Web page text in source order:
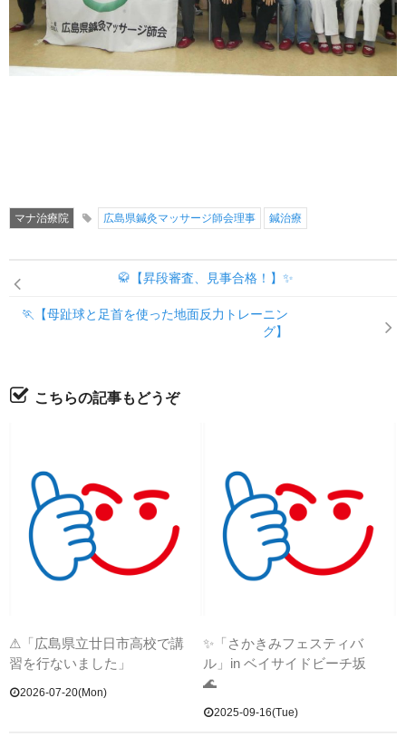
マナ治療院 広島県鍼灸マッサージ師会理事 鍼治療
🥋【昇段審査、見事合格！】✨
🏃【母趾球と足首を使った地面反力トレーニン
グ】
こちらの記事もどうぞ
⚠「広島県立廿日市高校で講
習を行ないました」
2026-07-20(Mon)
✨「さかきみフェスティバ
ル」in ベイサイドビーチ坂
🌊
2025-09-16(Tue)